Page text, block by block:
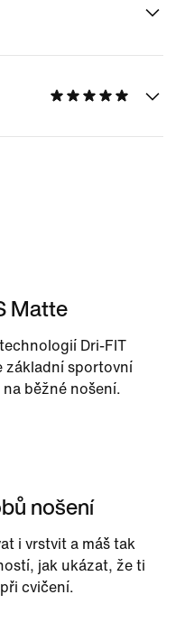
Matte
Dri-FIT
základní sportovní
běžné nošení.
nošení
i vrstvit a máš tak
jak ukázat, že ti
cvičení.